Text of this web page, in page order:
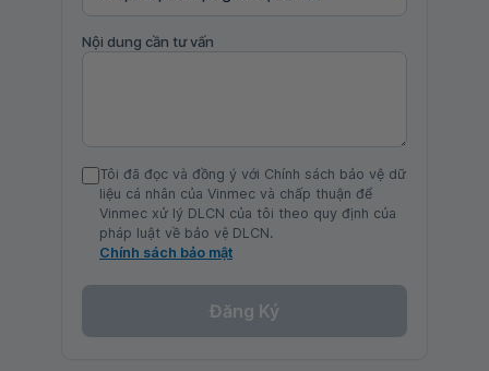
Nội dung cần tư vấn
Tôi đã đọc và đồng ý với Chính sách bảo vệ dữ
liệu cá nhân của Vinmec và chấp thuận để
Vinmec xử lý DLCN của tôi theo quy định của
pháp luật về bảo vệ DLCN.
Chính sách bảo mật
Đăng Ký